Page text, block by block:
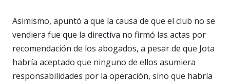
Asimismo, apuntó a que la causa de que el club no se
vendiera fue que la directiva no firmó las actas por
recomendación de los abogados, a pesar de que Jota
habría aceptado que ninguno de ellos asumiera
responsabilidades por la operación, sino que habría